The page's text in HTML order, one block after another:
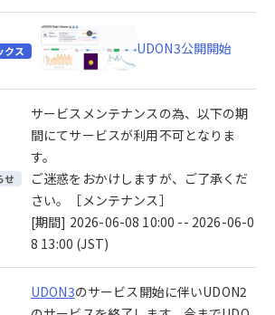
クス UDON3公開開始
せ
サービスメンテナンスの為、以下の期
間にてサービスが利用不可となりま
す。
ご迷惑をおかけしますが、ご了承くだ
さい。［メンテナンス］
[期間] 2026-06-08 10:00 -- 2026-06-0
8 13:00 (JST)
UDON3のサービス開始に伴いUDON2